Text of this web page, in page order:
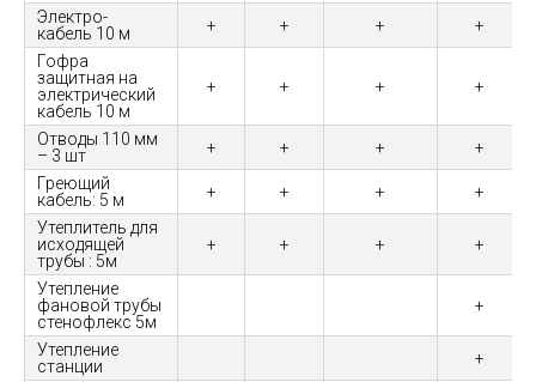
Электро-
кабель 10 м
+ + +
+
Гофра
защитная на
электрический
кабель 10 м
+ + + +
Отводы 110 мм
– 3 шт
+ + +
+
Греющий
кабель: 5 м
+ + +
+
Утеплитель для
исходящей
трубы : 5м
+ + + +
Утепление
фановой трубы
стенофлекс 5м
+
Утепление
станции
+